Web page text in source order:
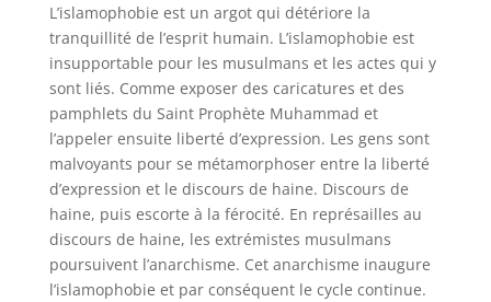
L’islamophobie est un argot qui détériore la
tranquillité de l’esprit humain. L’islamophobie est
insupportable pour les musulmans et les actes qui y
sont liés. Comme exposer des caricatures et des
pamphlets du Saint Prophète Muhammad et
l’appeler ensuite liberté d’expression. Les gens sont
malvoyants pour se métamorphoser entre la liberté
d’expression et le discours de haine. Discours de
haine, puis escorte à la férocité. En représailles au
discours de haine, les extrémistes musulmans
poursuivent l’anarchisme. Cet anarchisme inaugure
l’islamophobie et par conséquent le cycle continue.